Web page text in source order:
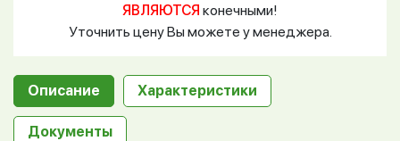
ЯВЛЯЮТСЯ конечными!
Уточнить цену Вы можете у менеджера.
Описание Характеристики
Документы